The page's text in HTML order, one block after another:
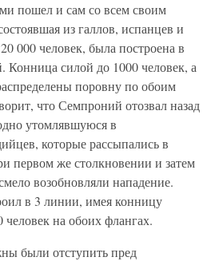
пошел и сам со всем своим
из галлов, испанцев и
000 человек, была построена в
силой до 1000 человек, а
поровну по обоим
что Семпроний отозвал назад
утомлявшуюся в
которые рассыпались в
первом же столкновении и затем
возобновляли нападение.
в 3 линии, имея конницу
на обоих флангах.
были отступить пред